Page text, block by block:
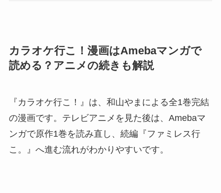
カラオケ行こ！漫画はAmebaマンガで
読める？アニメの続きも解説
『カラオケ行こ！』は、和山やまによる全1巻完結
の漫画です。テレビアニメを見た後は、Amebaマ
ンガで原作1巻を読み直し、続編『ファミレス行
こ。』へ進む流れがわかりやすいです。